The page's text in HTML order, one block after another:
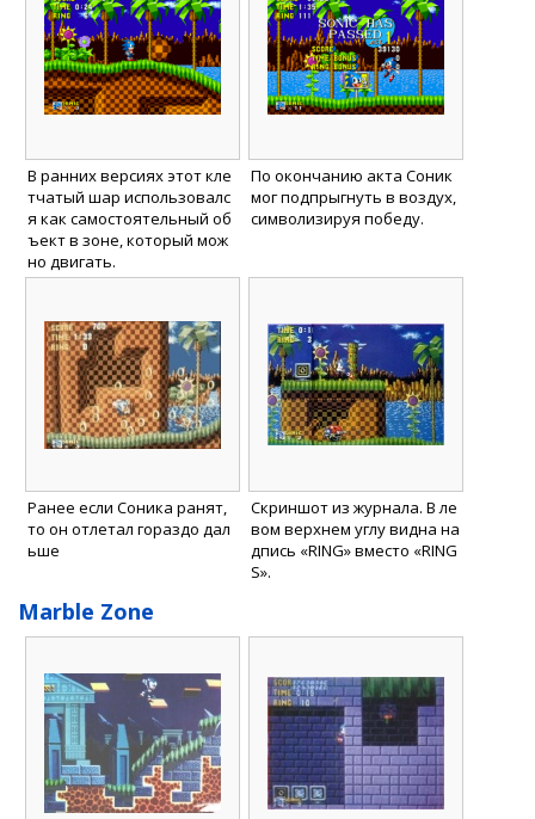
В ранних версиях этот кле
тчатый шар использовалс
я как самостоятельный об
ъект в зоне, который мож
но двигать.
По окончанию акта Соник
мог подпрыгнуть в воздух,
символизируя победу.
Ранее если Соника ранят,
то он отлетал гораздо дал
ьше
Скриншот из журнала. В ле
вом верхнем углу видна на
дпись «RING» вместо «RING
S».
Marble Zone